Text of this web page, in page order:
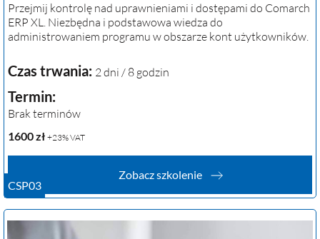
CSP03
Przejmij kontrolę nad uprawnieniami i dostępami do Comarch
ERP XL. Niezbędna i podstawowa wiedza do
administrowaniem programu w obszarze kont użytkowników.
Czas trwania: 2 dni / 8 godzin
Termin:
Brak terminów
1600zł +23% VAT
Zobacz szkolenie